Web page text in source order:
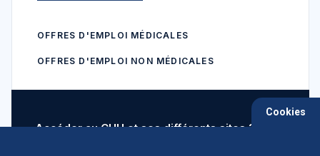
OFFRES D'EMPLOI MÉDICALES
OFFRES D'EMPLOI NON MÉDICALES
Accéder au CHU et ses différents sites ?
Cookies